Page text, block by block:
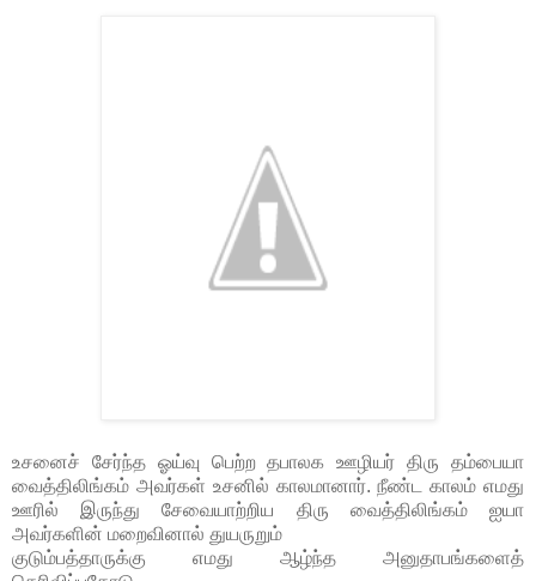
உசனைச் சேர்ந்த ஓய்வு பெற்ற தபாலக ஊழியர் திரு தம்பையா
வைத்திலிங்கம் அவர்கள் உசனில் காலமானார். நீண்ட காலம் எமது
ஊரில் இருந்து சேவையாற்றிய திரு வைத்திலிங்கம் ஐயா
அவர்களின் மறைவினால் துயருறும்
குடும்பத்தாருக்கு எமது ஆழ்ந்த அனுதாபங்களைத்